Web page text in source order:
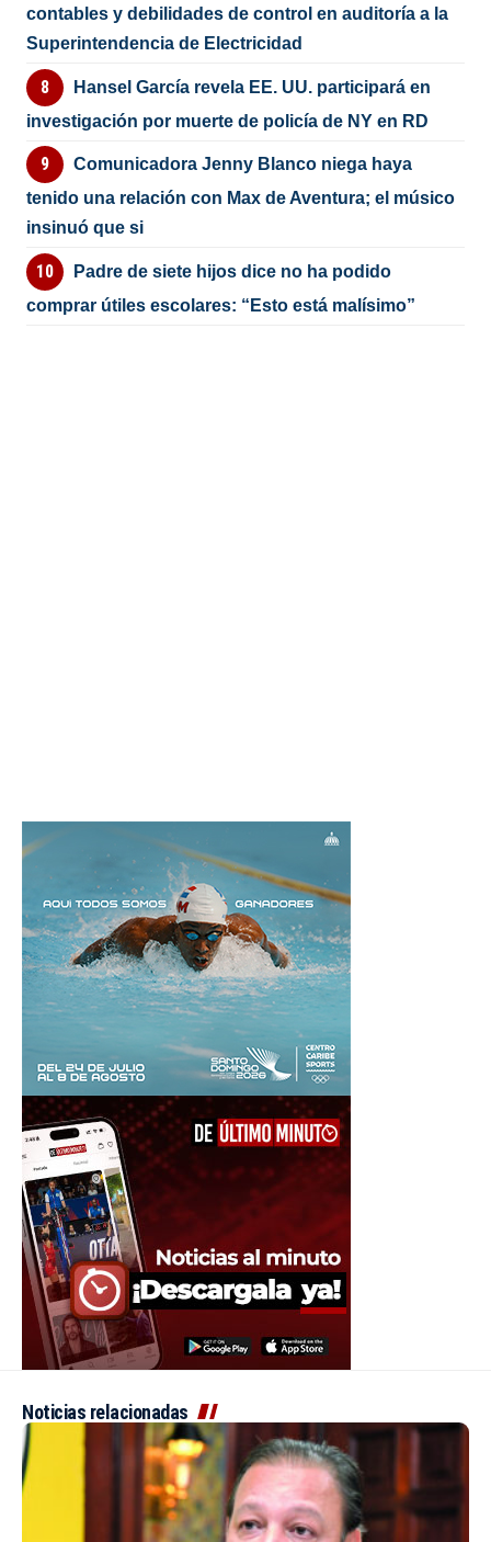
contables y debilidades de control en auditoría a la
Superintendencia de Electricidad
Hansel García revela EE. UU. participará en
investigación por muerte de policía de NY en RD
Comunicadora Jenny Blanco niega haya
tenido una relación con Max de Aventura; el músico
insinuó que si
Padre de siete hijos dice no ha podido
comprar útiles escolares: “Esto está malísimo”
Noticias relacionadas